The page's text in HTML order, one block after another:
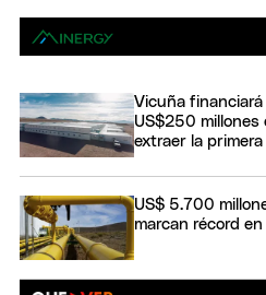
Vicuña
US$250 millones
extraer la
US$ 5.700
marcan récord